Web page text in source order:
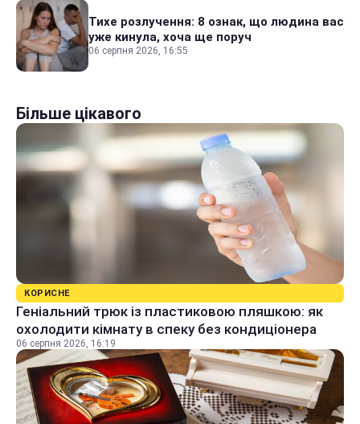
Тихе розлучення: 8 ознак, що людина вас
уже кинула, хоча ще поруч
06 серпня 2026, 16:55
Більше цікавого
КОРИСНЕ
Геніальний трюк із пластиковою пляшкою: як
охолодити кімнату в спеку без кондиціонера
06 серпня 2026, 16:19